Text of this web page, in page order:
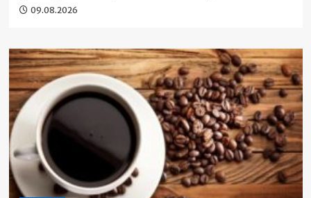
09.08.2026